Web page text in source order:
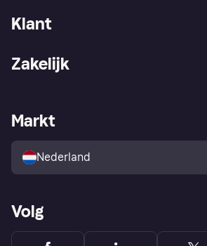
Klant
Winkeloverzicht
Kopersbescherming voor
consumenten
Zakelijk
Zakelijke login
Markt
Nederland
Volg